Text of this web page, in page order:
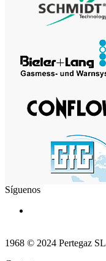
Síguenos
1968 © 2024 Pertegaz SL